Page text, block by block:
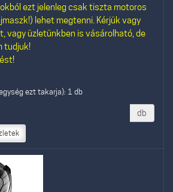
ezt jelenleg csak tiszta motoros
lehet megtenni. Kérjük vagy
vagy üzletünkben is vásárolható, de
tudjuk!
ezt takarja): 1 db
db